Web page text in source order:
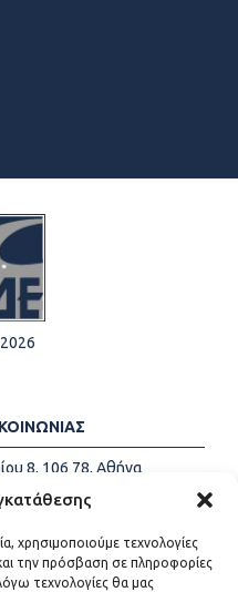
χρησιμοποιούμε τεχνολογίες
την πρόσβαση σε πληροφορίες
τεχνολογίες θα μας
8, 106 78, Αθήνα
213-2147500